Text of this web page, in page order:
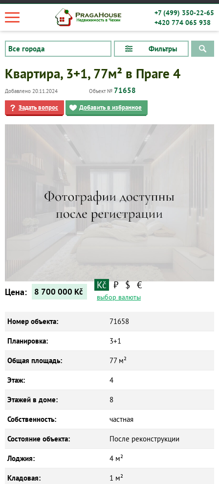
+7 (499) 350-22-65
+420 774 065 938
Фильтры
Квартиры
Квартира, 3+1, 77м² в Праге 4
Добавлено 20.11.2024 Объект № 71658
Задать вопрос Добавить в избранное
Цена: 8 700 000 Kč
Kč ₽ $ €
выбор валюты
Номер объекта: 71658
Планировка: 3+1
Общая площадь: 77 м²
Этаж: 4
Этажей в доме: 8
Собственность: частная
Состояние объекта: После реконструкции
Лоджия: 4 м²
Кладовая: 1 м²